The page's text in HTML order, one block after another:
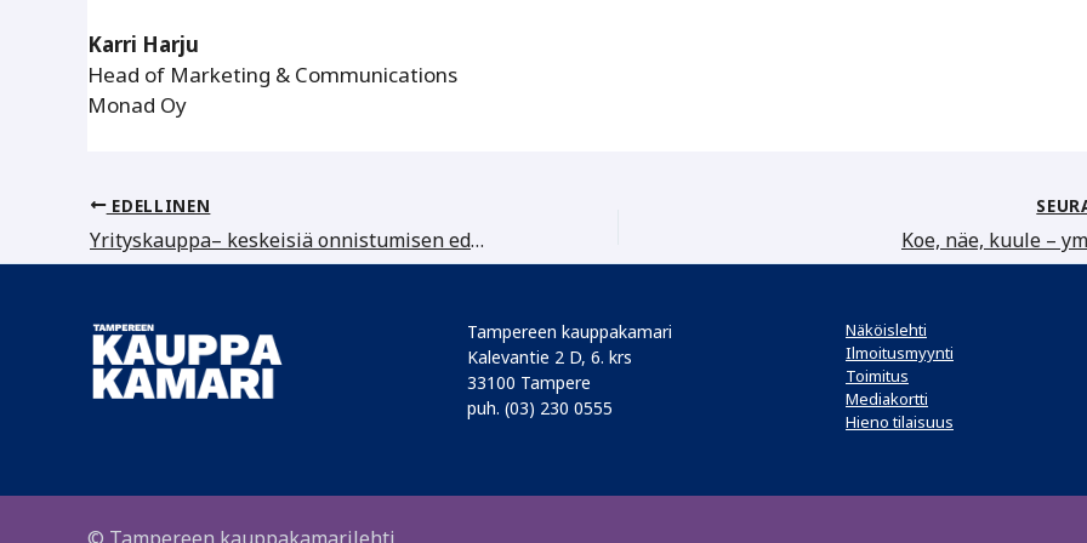
Karri Harju
Head of Marketing & Communications
Monad Oy
EDELLINEN
Yrityskauppa– keskeisiä onnistumisen edellytyksiä Koe, näe, kuule –
Tampereen kauppakamari
Kalevantie 2 D, 6. krs
33100 Tampere
puh. (03) 230 0555
Näköislehti
Ilmoitusmyynti
Toimitus
Mediakortti
Hieno tilaisuus